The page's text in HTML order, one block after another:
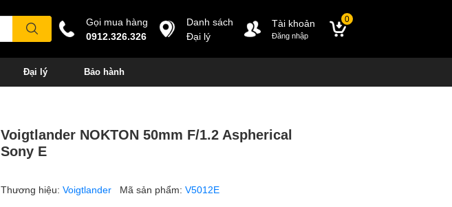
Gọi mua hàng
0912.326.326
Danh sách
Đại lý
Tài khoản
Đăng nhập
0
Đại lý Bảo hành
Voigtlander NOKTON 50mm F/1.2 Aspherical
Sony E
Thương hiệu: Voigtlander Mã sản phẩm: V5012E